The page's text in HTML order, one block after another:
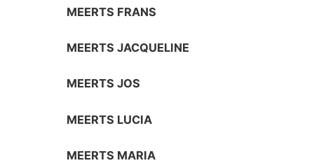
MEERTS FRANS
MEERTS JACQUELINE
MEERTS JOS
MEERTS LUCIA
MEERTS MARIA